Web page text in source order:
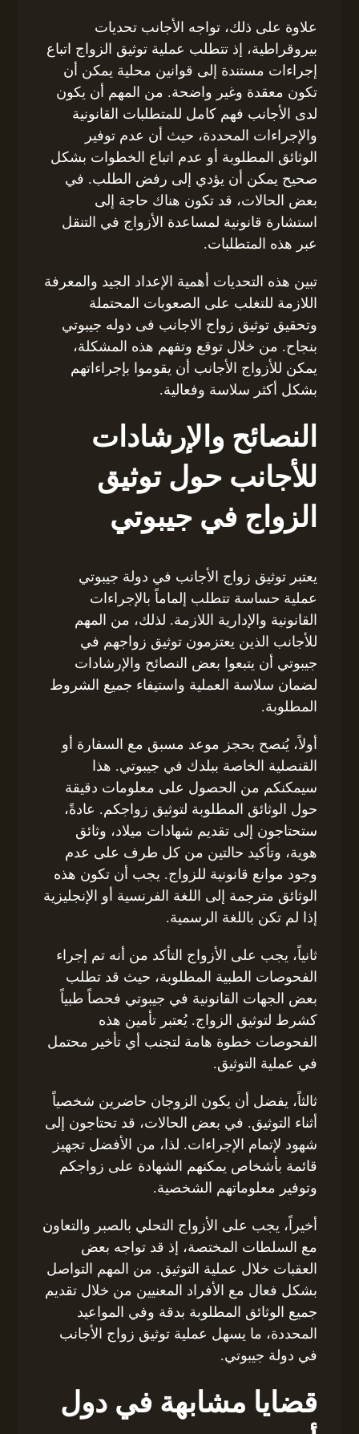
علاوة على ذلك، تواجه الأجانب تحديات
بيروقراطية، إذ تتطلب عملية توثيق الزواج اتباع
إجراءات مستندة إلى قوانين محلية يمكن أن
تكون معقدة وغير واضحة. من المهم أن يكون
لدى الأجانب فهم كامل للمتطلبات القانونية
والإجراءات المحددة، حيث أن عدم توفير
الوثائق المطلوبة أو عدم اتباع الخطوات بشكل
صحيح يمكن أن يؤدي إلى رفض الطلب. في
بعض الحالات، قد تكون هناك حاجة إلى
استشارة قانونية لمساعدة الأزواج في التنقل
عبر هذه المتطلبات.
تبين هذه التحديات أهمية الإعداد الجيد والمعرفة
اللازمة للتغلب على الصعوبات المحتملة
وتحقيق توثيق زواج الاجانب فى دوله جيبوتي
بنجاح. من خلال توقع وتفهم هذه المشكلة،
يمكن للأزواج الأجانب أن يقوموا بإجراءاتهم
بشكل أكثر سلاسة وفعالية.
النصائح والإرشادات
للأجانب حول توثيق
الزواج في جيبوتي
يعتبر توثيق زواج الأجانب في دولة جيبوتي
عملية حساسة تتطلب إلماماً بالإجراءات
القانونية والإدارية اللازمة. لذلك، من المهم
للأجانب الذين يعتزمون توثيق زواجهم في
جيبوتي أن يتبعوا بعض النصائح والإرشادات
لضمان سلاسة العملية واستيفاء جميع الشروط
المطلوبة.
أولاً، يُنصح بحجز موعد مسبق مع السفارة أو
القنصلية الخاصة ببلدك في جيبوتي. هذا
سيمكنكم من الحصول على معلومات دقيقة
حول الوثائق المطلوبة لتوثيق زواجكم. عادةً،
ستحتاجون إلى تقديم شهادات ميلاد، وثائق
هوية، وتأكيد حالتين من كل طرف على عدم
وجود موانع قانونية للزواج. يجب أن تكون هذه
الوثائق مترجمة إلى اللغة الفرنسية أو الإنجليزية
إذا لم تكن باللغة الرسمية.
ثانياً، يجب على الأزواج التأكد من أنه تم إجراء
الفحوصات الطبية المطلوبة، حيث قد تطلب
بعض الجهات القانونية في جيبوتي فحصاً طبياً
كشرط لتوثيق الزواج. يُعتبر تأمين هذه
الفحوصات خطوة هامة لتجنب أي تأخير محتمل
في عملية التوثيق.
ثالثاً، يفضل أن يكون الزوجان حاضرين شخصياً
أثناء التوثيق. في بعض الحالات، قد تحتاجون إلى
شهود لإتمام الإجراءات. لذا، من الأفضل تجهيز
قائمة بأشخاص يمكنهم الشهادة على زواجكم
وتوفير معلوماتهم الشخصية.
أخيراً، يجب على الأزواج التحلي بالصبر والتعاون
مع السلطات المختصة، إذ قد تواجه بعض
العقبات خلال عملية التوثيق. من المهم التواصل
بشكل فعال مع الأفراد المعنيين من خلال تقديم
جميع الوثائق المطلوبة بدقة وفي المواعيد
المحددة، ما يسهل عملية توثيق زواج الأجانب
في دولة جيبوتي.
قضايا مشابهة في دول